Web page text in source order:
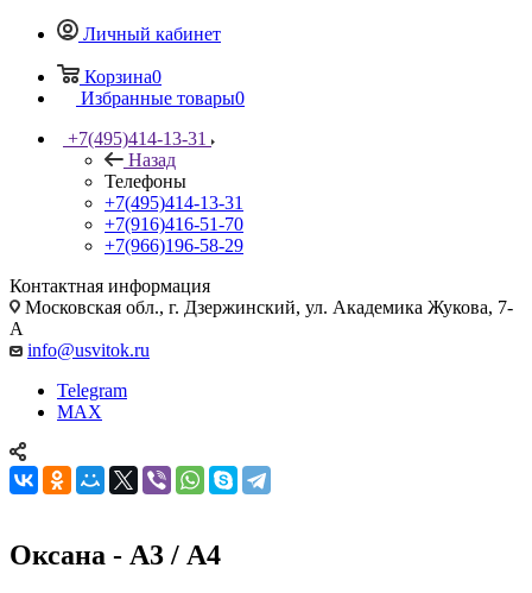
Личный кабинет
Корзина0
Избранные товары0
+7(495)414-13-31
Назад
Телефоны
+7(495)414-13-31
+7(916)416-51-70
+7(966)196-58-29
Контактная информация
Московская обл., г. Дзержинский, ул. Академика Жукова, 7-
А
info@usvitok.ru
Telegram
MAX
Оксана - А3 / А4